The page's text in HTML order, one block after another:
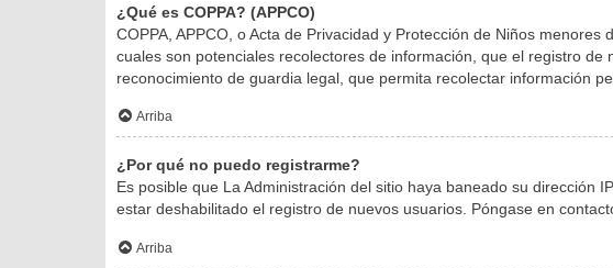
¿Qué es COPPA? (APPCO)
COPPA, APPCO, o Acta de Privacidad y Protección de Niños
cuales son potenciales recolectores de información, que el registro
reconocimiento de guardia legal, que permita recolectar información
Arriba
¿Por qué no puedo registrarme?
Es posible que La Administración del sitio haya baneado su dirección
estar deshabilitado el registro de nuevos usuarios. Póngase en
Arriba